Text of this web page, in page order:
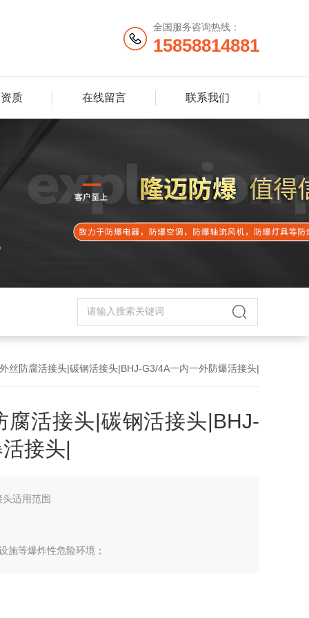
全国服务咨询热线：
15858814881
质 在线留言 联系我们
丝防腐活接头|碳钢活接头|BHJ-G3/4A一内一外防爆活接头|
腐活接头|碳钢活接头|BHJ-
接头|
适用范围
施等爆炸性危险环境；